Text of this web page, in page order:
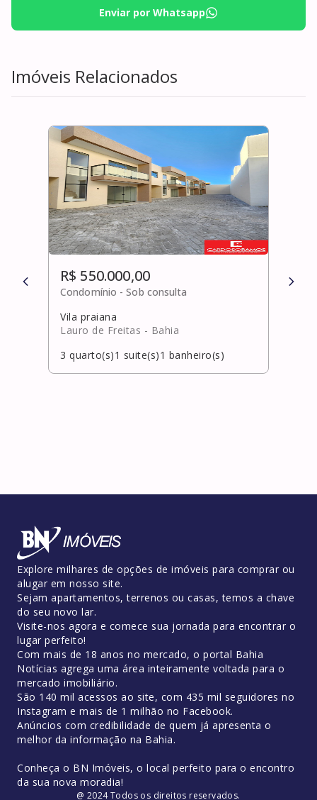
Enviar por Whatsapp
Imóveis Relacionados
R$ 550.000,00
Condomínio -Sob consulta
Vila praiana
Lauro de Freitas - Bahia
3 quarto(s)1 suite(s)1 banheiro(s)
R$
Explore milhares de opções de imóveis para comprar ou
alugar em nosso site.
Sejam apartamentos, terrenos ou casas, temos a chave
do seu novo lar.
Visite-nos agora e comece sua jornada para encontrar o
lugar perfeito!
Com mais de 18 anos no mercado, o portal Bahia
Notícias agrega uma área inteiramente voltada para o
mercado imobiliário.
São 140 mil acessos ao site, com 435 mil seguidores no
Instagram e mais de 1 milhão no Facebook.
Anúncios com credibilidade de quem já apresenta o
melhor da informação na Bahia.
Conheça o BN Imóveis, o local perfeito para o encontro
da sua nova moradia!
@ 2024 Todos os direitos reservados.